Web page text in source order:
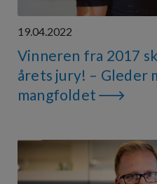
19.04.2022
Vinneren fra 2017
årets jury! – Gleder
mangfoldet